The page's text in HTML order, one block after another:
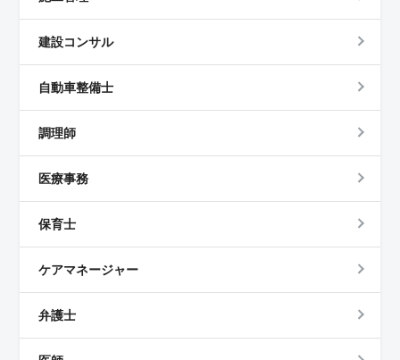
建設コンサル
自動車整備士
調理師
医療事務
保育士
ケアマネージャー
弁護士